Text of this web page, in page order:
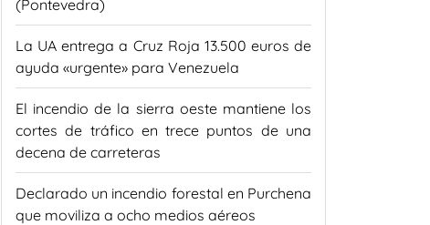
(Pontevedra)
La UA entrega a Cruz Roja 13.500 euros de
ayuda «urgente» para Venezuela
El incendio de la sierra oeste mantiene los
cortes de tráfico en trece puntos de una
decena de carreteras
Declarado un incendio forestal en Purchena
que moviliza a ocho medios aéreos